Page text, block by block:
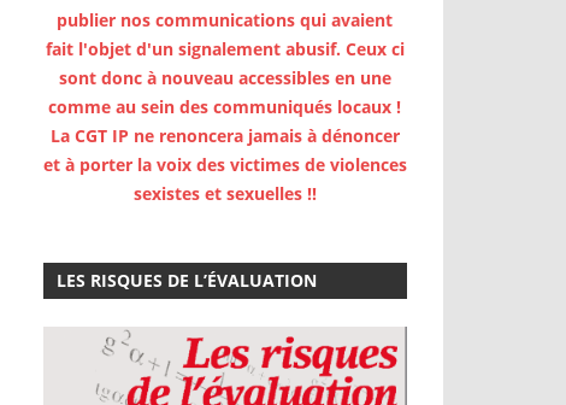
publier nos communications qui avaient
fait l'objet d'un signalement abusif. Ceux ci
sont donc à nouveau accessibles en une
comme au sein des communiqués locaux !
La CGT IP ne renoncera jamais à dénoncer
et à porter la voix des victimes de violences
sexistes et sexuelles !!
LES RISQUES DE L’ÉVALUATION